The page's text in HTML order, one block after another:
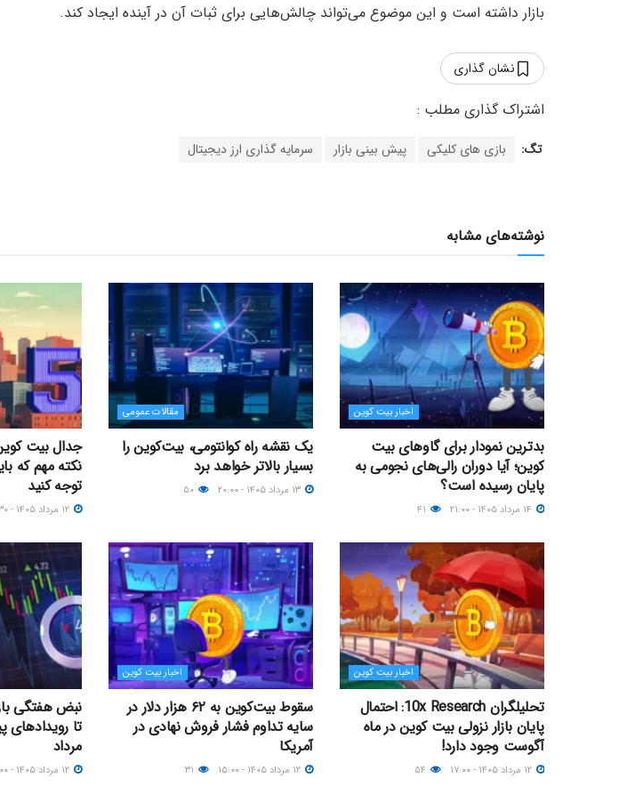
بازار داشته است و این موضوع می‌تواند چالش‌هایی برای ثبات آن در آینده ایجاد کند.
نشان گذاری
تگ: بازی های کلیکی پیش بینی بازار سرمایه گذاری ارز دیجیتال
نوشته‌های مشابه
اخبار بیت کوین
بدترین نمودار برای گاوهای بیت
کوین؛ آیا دوران رالی‌های نجومی به
پایان رسیده است؟
مقالات عمومی
یک نقشه راه کوانتومی، بیت‌کوین را
بسیار بالاتر خواهد برد
نکته مهم که
توجه کنید
اخبار بیت کوین
تحلیلگران 10x Research: احتمال
پایان بازار نزولی بیت کوین در ماه
آگوست وجود دارد!
اخبار بیت کوین
سقوط بیت‌کوین به ۶۲ هزار دلار در
سایه تداوم فشار فروش نهادی در
آمریکا
نبض هفتگی
تا
مرداد